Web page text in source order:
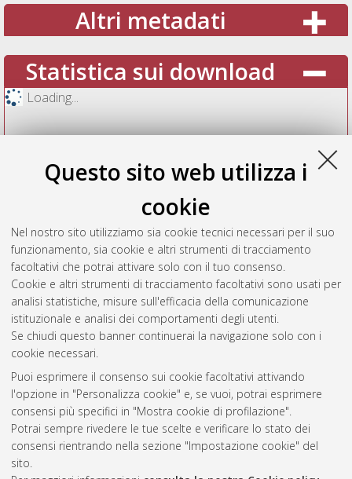
Questo sito web utilizza i
cookie
Nel nostro sito utilizziamo sia cookie tecnici necessari per il suo
funzionamento, sia cookie e altri strumenti di tracciamento
facoltativi che potrai attivare solo con il tuo consenso.
Cookie e altri strumenti di tracciamento facoltativi sono usati per
analisi statistiche, misure sull'efficacia della comunicazione
istituzionale e analisi dei comportamenti degli utenti.
Se chiudi questo banner continuerai la navigazione solo con i
cookie necessari.
Puoi esprimere il consenso sui cookie facoltativi attivando
l'opzione in "Personalizza cookie" e, se vuoi, potrai esprimere
consensi più specifici in "Mostra cookie di profilazione".
Potrai sempre rivedere le tue scelte e verificare lo stato dei
consensi rientrando nella sezione "Impostazione cookie" del
sito.
Altri metadati
Statistica sui download
Loading...
Vedi altre statistiche
Gestione del documento:
Atom
Rss
AMS Acta
ISSN: 2038-7954
re3data.org -
doi.org/10.17616/R3P19R
Servizio implementato e